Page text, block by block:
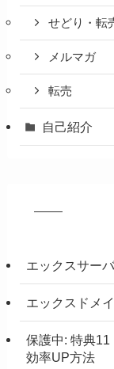
せどり・転
メルマガ
転売
自己紹介
エックスサー
エックスドメ
保護中: 特典
効率UP方法